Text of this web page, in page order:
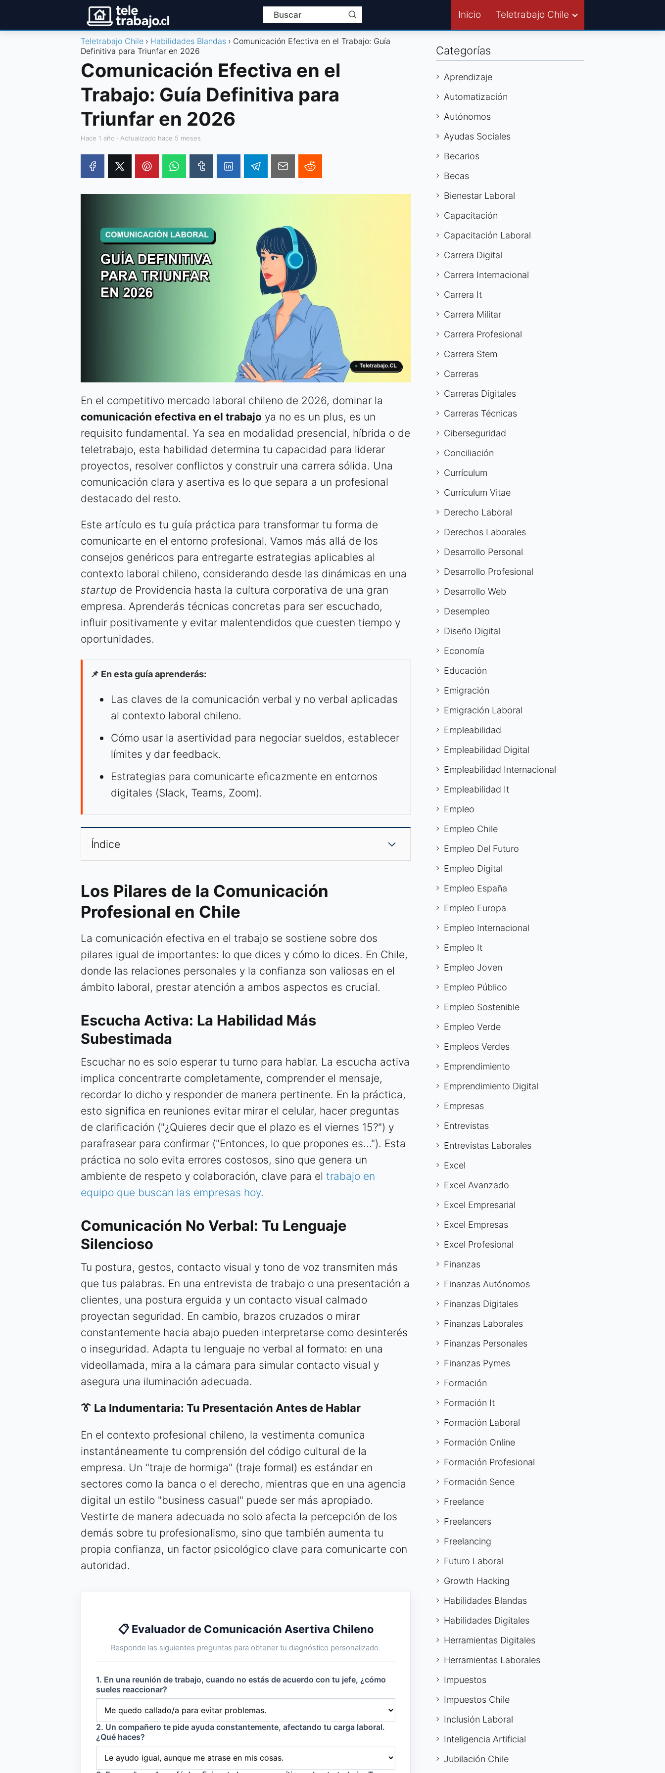
Inicio Teletrabajo Chile
Teletrabajo Chile Habilidades Blandas
Comunicación Efectiva en el Trabajo: Guía
Definitiva para Triunfar en 2026
Comunicación Efectiva en el
Trabajo: Guía Definitiva para
Triunfar en 2026
hace 1 año · Actualizado hace 5 meses
En el competitivo mercado laboral chileno de 2026, dominar la
comunicación efectiva en el trabajo ya no es un plus, es un
requisito fundamental. Ya sea en modalidad presencial, híbrida o de
teletrabajo, esta habilidad determina tu capacidad para liderar
proyectos, resolver conflictos y construir una carrera sólida. Una
comunicación clara y asertiva es lo que separa a un profesional
destacado del resto.
Este artículo es tu guía práctica para transformar tu forma de
comunicarte en el entorno profesional. Vamos más allá de los
consejos genéricos para entregarte estrategias aplicables al
contexto laboral chileno, considerando desde las dinámicas en una
startup de Providencia hasta la cultura corporativa de una gran
empresa. Aprenderás técnicas concretas para ser escuchado,
influir positivamente y evitar malentendidos que cuesten tiempo y
oportunidades.
📌 En esta guía aprenderás:
Las claves de la comunicación verbal y no verbal aplicadas
al contexto laboral chileno.
Cómo usar la asertividad para negociar sueldos, establecer
límites y dar feedback.
Estrategias para comunicarte eficazmente en entornos
digitales (Slack, Teams, Zoom).
Índice
Los Pilares de la Comunicación
Profesional en Chile
La comunicación efectiva en el trabajo se sostiene sobre dos
pilares igual de importantes: lo que dices y cómo lo dices. En Chile,
donde las relaciones personales y la confianza son valiosas en el
ámbito laboral, prestar atención a ambos aspectos es crucial.
Escucha Activa: La Habilidad Más
Subestimada
Escuchar no es solo esperar tu turno para hablar. La escucha activa
implica concentrarte completamente, comprender el mensaje,
recordar lo dicho y responder de manera pertinente. En la práctica,
esto significa en reuniones evitar mirar el celular, hacer preguntas
de clarificación ("¿Quieres decir que el plazo es el viernes 15?") y
parafrasear para confirmar ("Entonces, lo que propones es..."). Esta
práctica no solo evita errores costosos, sino que genera un
ambiente de respeto y colaboración, clave para el trabajo en
equipo que buscan las empresas hoy.
Comunicación No Verbal: Tu Lenguaje
Silencioso
Tu postura, gestos, contacto visual y tono de voz transmiten más
que tus palabras. En una entrevista de trabajo o una presentación a
clientes, una postura erguida y un contacto visual calmado
proyectan seguridad. En cambio, brazos cruzados o mirar
constantemente hacia abajo pueden interpretarse como desinterés
o inseguridad. Adapta tu lenguaje no verbal al formato: en una
videollamada, mira a la cámara para simular contacto visual y
asegura una iluminación adecuada.
👔 La Indumentaria: Tu Presentación Antes de Hablar
En el contexto profesional chileno, la vestimenta comunica
instantáneamente tu comprensión del código cultural de la
empresa. Un "traje de hormiga" (traje formal) es estándar en
sectores como la banca o el derecho, mientras que en una agencia
digital un estilo "business casual" puede ser más apropiado.
Vestirte de manera adecuada no solo afecta la percepción de los
demás sobre tu profesionalismo, sino que también aumenta tu
propia confianza, un factor psicológico clave para comunicarte con
autoridad.
📋 Evaluador de Comunicación Asertiva Chileno
Responde las siguientes preguntas para obtener tu diagnóstico personalizado.
1. En una reunión de trabajo, cuando no estás de acuerdo con tu jefe, ¿cómo
sueles reaccionar?
2. Un compañero te pide ayuda constantemente, afectando tu carga laboral.
¿Qué haces?
Categorías
Aprendizaje
Automatización
Autónomos
Ayudas Sociales
Becarios
Becas
Bienestar Laboral
Capacitación
Capacitación Laboral
Carrera Digital
Carrera Internacional
Carrera It
Carrera Militar
Carrera Profesional
Carrera Stem
Carreras
Carreras Digitales
Carreras Técnicas
Ciberseguridad
Conciliación
Currículum
Currículum Vitae
Derecho Laboral
Derechos Laborales
Desarrollo Personal
Desarrollo Profesional
Desarrollo Web
Desempleo
Diseño Digital
Economía
Educación
Emigración
Emigración Laboral
Empleabilidad
Empleabilidad Digital
Empleabilidad Internacional
Empleabilidad It
Empleo
Empleo Chile
Empleo Del Futuro
Empleo Digital
Empleo España
Empleo Europa
Empleo Internacional
Empleo It
Empleo Joven
Empleo Público
Empleo Sostenible
Empleo Verde
Empleos Verdes
Emprendimiento
Emprendimiento Digital
Empresas
Entrevistas
Entrevistas Laborales
Excel
Excel Avanzado
Excel Empresarial
Excel Empresas
Excel Profesional
Finanzas
Finanzas Autónomos
Finanzas Digitales
Finanzas Laborales
Finanzas Personales
Finanzas Pymes
Formación
Formación It
Formación Laboral
Formación Online
Formación Profesional
Formación Sence
Freelance
Freelancers
Freelancing
Futuro Laboral
Growth Hacking
Habilidades Blandas
Habilidades Digitales
Herramientas Digitales
Herramientas Laborales
Impuestos
Impuestos Chile
Inclusión Laboral
Inteligencia Artificial
Jubilación Chile